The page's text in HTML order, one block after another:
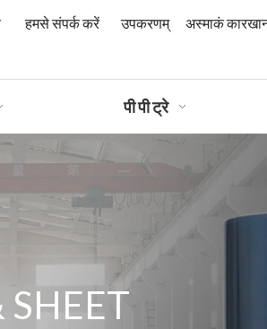
हमसे संपर्क करें उपकरणम्‌ अस्माकं
पी पी ट्रे
SHEET